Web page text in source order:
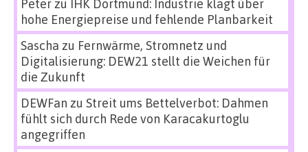
Peterzu
IHK Dortmund: Industrie klagt über
hohe Energiepreise und fehlende Planbarkeit
Sascha zu Fernwärme, Stromnetz und
Digitalisierung: DEW21 stellt die Weichen für
die Zukunft
DEWFan zu Streit ums Bettelverbot: Dahmen
fühlt sich durch Rede von Karacakurtoglu
angegriffen